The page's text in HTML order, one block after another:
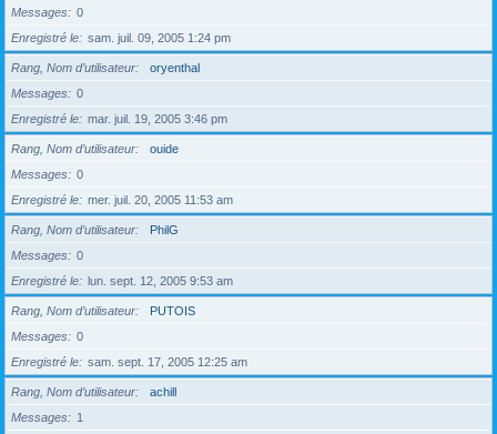
Messages
0
Enregistré le
sam. juil. 09, 2005 1:24 pm
Rang, Nom d’utilisateur
oryenthal
Messages
0
Enregistré le
mar. juil. 19, 2005 3:46 pm
Rang, Nom d’utilisateur
ouide
Messages
0
Enregistré le
mer. juil. 20, 2005 11:53 am
Rang, Nom d’utilisateur
PhilG
Messages
0
Enregistré le
lun. sept. 12, 2005 9:53 am
Rang, Nom d’utilisateur
PUTOIS
Messages
0
Enregistré le
sam. sept. 17, 2005 12:25 am
Rang, Nom d’utilisateur
achill
Messages
1